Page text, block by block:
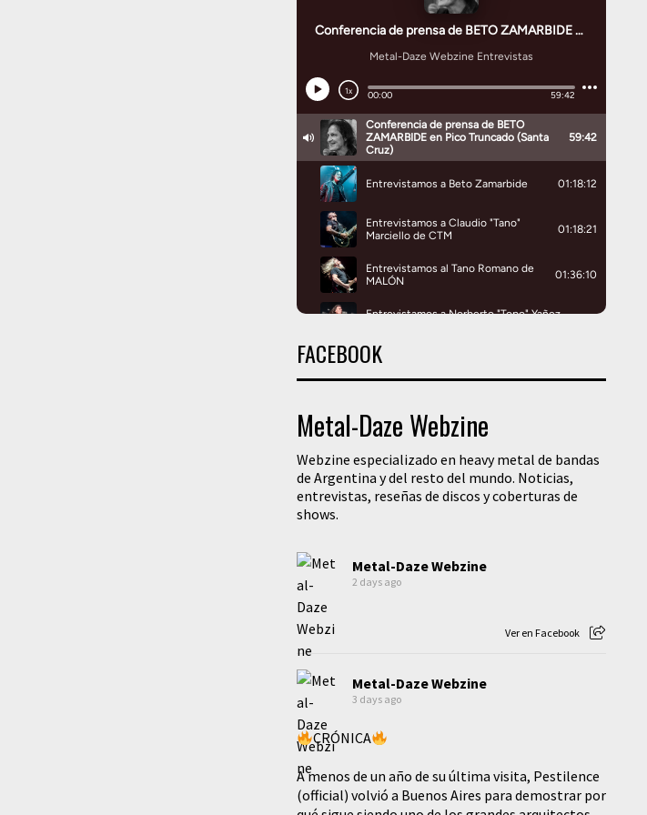
FACEBOOK
Metal-Daze Webzine
Webzine especializado en heavy metal de bandas
de Argentina y del resto del mundo. Noticias,
entrevistas, reseñas de discos y coberturas de
shows.
Metal-Daze Webzine
2 days ago
Ver en Facebook
Metal-Daze Webzine
3 days ago
CRÓNICA
A menos de un año de su última visita, Pestilence
(official) volvió a Buenos Aires para demostrar por